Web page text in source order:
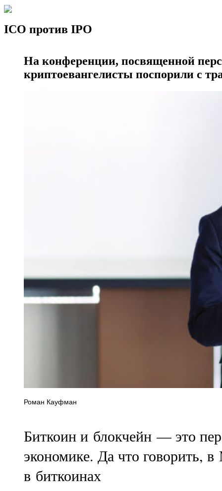
ICO против IPO
На конференции, посвященной
криптоевангелисты поспорили с
Роман Кауфман
Биткоин и блокчейн — это
экономике. Да что говорить,
в биткоинах